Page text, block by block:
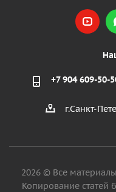
+7 904 609-50-
г.Санкт-
2026 © Все
Копирование статей